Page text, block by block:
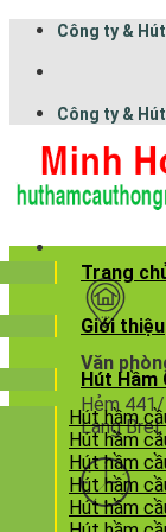
Công ty &
Công ty &
Văn
Hẻm
Làng Brel,
Trang
Giới thiệu
Hút Hầm
Hút hầm
Hút hầm
Hút hầm
Hút hầm
Hút hầm